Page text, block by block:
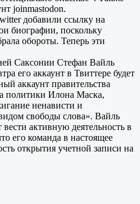
joinmastodon.
добавили ссылку на
биографии, поскольку
обороты. Теперь эти
Саксонии Стефан Вайль
его аккаунт в Твиттере будет
аккаунт правительства
политики Илона Маска,
ненависти и
свободы слова». Вайль
активную деятельность в
его команда в настоящее
открытия учетной записи на